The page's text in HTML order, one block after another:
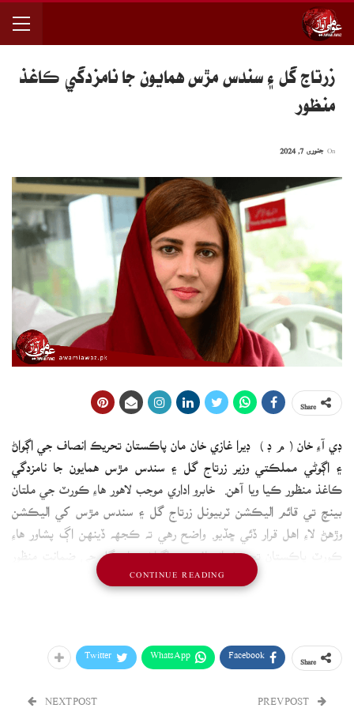
زرتاج گل ۽ سندس مڙس همايون جا نامزدگي ڪاغذ
منظور
ڊي آءِ خان ( م ڊ ) ڊيرا غازي خان مان پاڪستان تحريڪ انصاف جي اڳواڻ
۽ اڳوڻي مملڪتي وزير زرتاج گل ۽ سندس مڙس همايون جا نامزدگي
ڪاغذ منظور ڪيا ويا آهن. خابرو اداري موجب لاهور هاءِ ڪورٽ جي ملتان
بينچ تي قائم اليڪشن ٽربيونل زرتاج گل ۽ سندس مڙس کي اليڪشن
وڙهڻ لاءِ اهل قرار ڏئي ڇڏيو. واضح رهي ته ڪجهه ڏينهن اڳ پشاور هاءِ
ڪورٽ پاڪستان تحريڪ انصاف جي اڳواڻ زرتاج گل جي ضمانت منظور
ڪندي کيس ڪنهن به ڪيس ۾ گرفتار ڪرڻ کان روڪي ڇڏيو هو.
اپيلن تي فيصلو محفوظ
Facebook
WhatsApp
Twitter
NEXT POST